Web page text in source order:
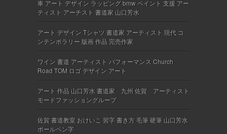
車 アート デザイン ラッピング bmw ペイント 支援 アー
ティスト アーチスト 書道家 山口芳水
アート デザイン Tシャツ 書道家 アーティスト 現代 コ
ンテンポラリー 版画 作品 完売作家
ワイン 書道 アーティスト パフォーマンス Church
Road TOM ロゴ デザイン アート
アート 作品 山口芳水 書道家 九州 佐賀 アーティスト
モードファッショングループ
佐賀 書道教室 おけいこ 習字 書き方 毛筆 硬筆 山口芳水
ボールペン字